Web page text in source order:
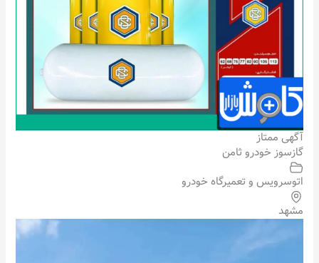
آگهی ممتاز
گازسوز خودرو ثامن
اتوسرویس و تعمیرگاه خودرو
مشهد